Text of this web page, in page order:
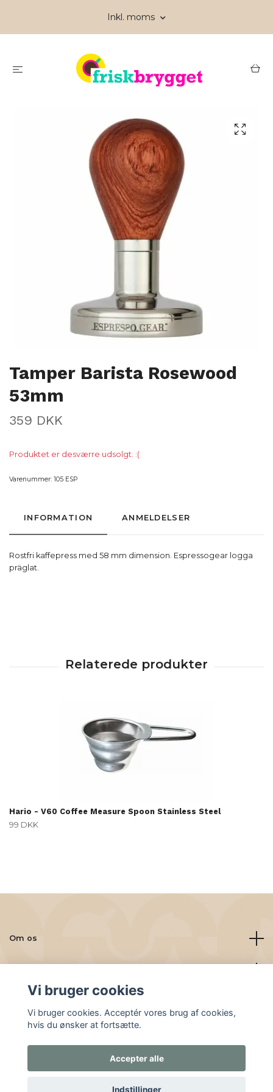
Inkl. moms
Tamper Barista Rosewood
53mm
359 DKK
Produktet er desværre udsolgt. :(
Varenummer: 105 ESP
INFORMATION ANMELDELSER
Rostfri kaffepress med 58 mm dimension. Espressogear logga
präglat.
Hario - V60 Coffee Measure Spoon Stainless Steel
99 DKK
Om os
© 2026 Friskbrygget.nu
Vi bruger cookies
Vi bruger cookies. Acceptér vores brug af cookies,
hvis du ønsker at fortsætte.
Accepter alle
Indstillinger